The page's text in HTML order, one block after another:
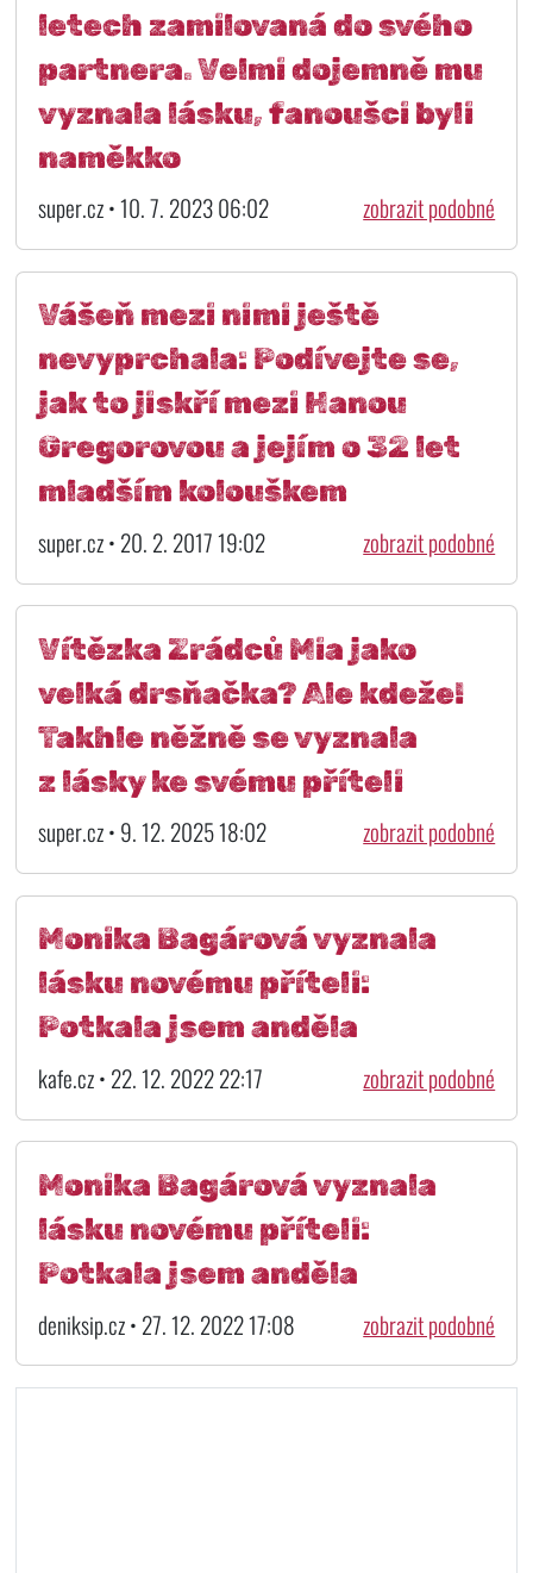
letech zamilovaná do svého
partnera. Velmi dojemně mu
vyznala lásku, fanoušci byli
naměkko
super.cz • 10. 7. 2023 06:02 zobrazit podobné
Vášeň mezi nimi ještě
nevyprchala: Podívejte se,
jak to jiskří mezi Hanou
Gregorovou a jejím o 32 let
mladším kolouškem
super.cz • 20. 2. 2017 19:02 zobrazit podobné
Vítězka Zrádců Mia jako
velká drsňačka? Ale kdeže!
Takhle něžně se vyznala
z lásky ke svému příteli
super.cz • 9. 12. 2025 18:02 zobrazit podobné
Monika Bagárová vyznala
lásku novému příteli:
Potkala jsem anděla
kafe.cz • 22. 12. 2022 22:17 zobrazit podobné
Monika Bagárová vyznala
lásku novému příteli:
Potkala jsem anděla
deniksip.cz • 27. 12. 2022 17:08 zobrazit podobné